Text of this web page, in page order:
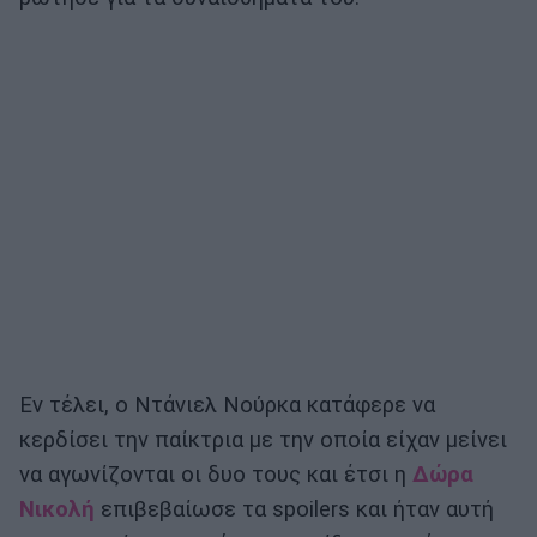
Εν τέλει, ο Ντάνιελ Νούρκα κατάφερε να
κερδίσει την παίκτρια με την οποία είχαν μείνει
να αγωνίζονται οι δυο τους και έτσι η Δώρα
Νικολή επιβεβαίωσε τα spoilers και ήταν αυτή